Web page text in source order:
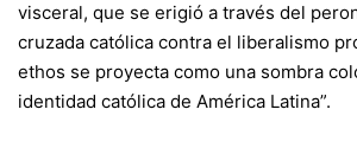
visceral, que se erigió a través del
cruzada católica contra el liberalismo
ethos se proyecta como una sombra
identidad católica de América Latina”.